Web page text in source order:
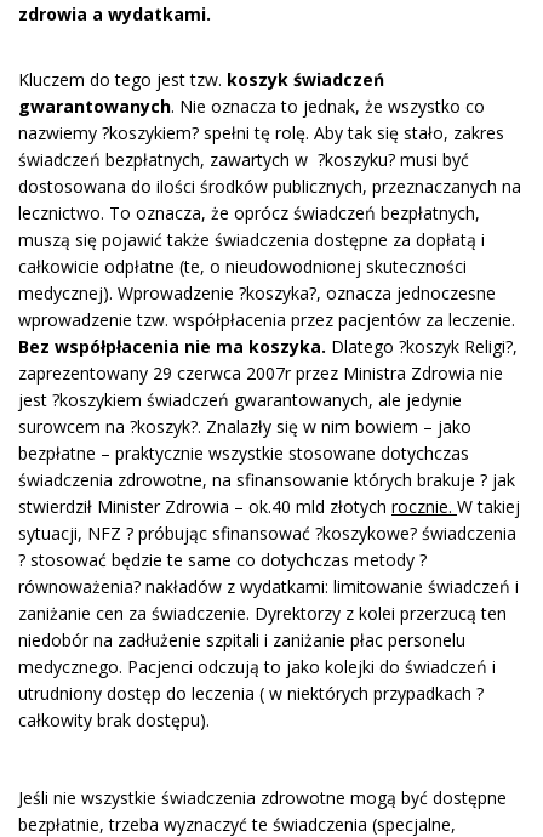
zdrowia a wydatkami.
Kluczem do tego jest tzw. koszyk świadczeń
gwarantowanych. Nie oznacza to jednak, że wszystko co
nazwiemy ?koszykiem? spełni tę rolę. Aby tak się stało, zakres
świadczeń bezpłatnych, zawartych w ?koszyku? musi być
dostosowana do ilości środków publicznych, przeznaczanych na
lecznictwo. To oznacza, że oprócz świadczeń bezpłatnych,
muszą się pojawić także świadczenia dostępne za dopłatą i
całkowicie odpłatne (te, o nieudowodnionej skuteczności
medycznej). Wprowadzenie ?koszyka?, oznacza jednoczesne
wprowadzenie tzw. współpłacenia przez pacjentów za leczenie.
Bez współpłacenia nie ma koszyka. Dlatego ?koszyk Religi?,
zaprezentowany 29 czerwca 2007r przez Ministra Zdrowia nie
jest ?koszykiem świadczeń gwarantowanych, ale jedynie
surowcem na ?koszyk?. Znalazły się w nim bowiem – jako
bezpłatne – praktycznie wszystkie stosowane dotychczas
świadczenia zdrowotne, na sfinansowanie których brakuje ? jak
stwierdził Minister Zdrowia – ok.40 mld złotych rocznie. W takiej
sytuacji, NFZ ? próbując sfinansować ?koszykowe? świadczenia
? stosować będzie te same co dotychczas metody ?
równoważenia? nakładów z wydatkami: limitowanie świadczeń i
zaniżanie cen za świadczenie. Dyrektorzy z kolei przerzucą ten
niedobór na zadłużenie szpitali i zaniżanie płac personelu
medycznego. Pacjenci odczują to jako kolejki do świadczeń i
utrudniony dostęp do leczenia ( w niektórych przypadkach ?
całkowity brak dostępu).
Jeśli nie wszystkie świadczenia zdrowotne mogą być dostępne
bezpłatnie, trzeba wyznaczyć te świadczenia (specjalne,